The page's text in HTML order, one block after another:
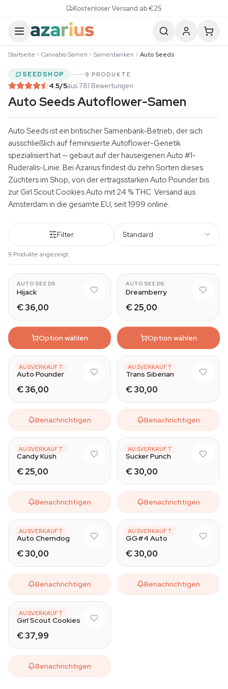
Kostenloser Versand ab €25
Startseite Cannabis Samen Samenbanken Auto Seeds
SEEDSHOP 9 PRODUKTE
4.5/5aus 781 Bewertungen
Auto Seeds Autoflower-Samen
Auto Seeds ist ein britischer Samenbank-Betrieb, der sich
ausschließlich auf feminisierte Autoflower-Genetik
spezialisiert hat — gebaut auf der hauseigenen Auto #1-
Ruderalis-Linie. Bei Azarius findest du zehn Sorten dieses
Züchters im Shop, von der ertragsstarken Auto Pounder bis
zur Girl Scout Cookies Auto mit 24 % THC. Versand aus
Amsterdam in die gesamte EU, seit 1999 online.
Filter Standard
9 Produkte angezeigt
AUTO SEEDS
Hijack
€ 36,00
Option wählen
AUTO SEEDS
Dreamberry
€ 25,00
Option wählen
AUSVERKAUFT
AUTO SEEDS
Auto Pounder
€ 36,00
Benachrichtigen
AUSVERKAUFT
AUTO SEEDS
Trans Siberian
€ 30,00
Benachrichtigen
AUSVERKAUFT
AUTO SEEDS
Candy Kush
€ 25,00
Benachrichtigen
AUSVERKAUFT
AUTO SEEDS
Sucker Punch
€ 30,00
Benachrichtigen
AUSVERKAUFT
AUTO SEEDS
Auto Chemdog
€ 30,00
Benachrichtigen
AUSVERKAUFT
AUTO SEEDS
GG#4 Auto
€ 30,00
Benachrichtigen
AUSVERKAUFT
AUTO SEEDS
Girl Scout Cookies
€ 37,99
Benachrichtigen